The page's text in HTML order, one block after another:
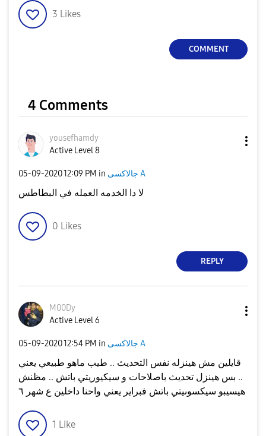
3 Likes
COMMENT
4 Comments
yousefhamdy
Active Level 8
‎05-09-202012:09 PM in جالاكسى A
لا دا الخدمه العمله في البطاطس
0 Likes
REPLY
M00Dy
Active Level 6
‎05-09-202012:54 PM in جالاكسى A
قايلين مش هينزله نفس التحديث .. طيب ماهو طبيعي يعني
.. بس هينزل تحديث باصلاحات و سيكيوريتي باتش .. مظنش
هيسيبو سيكسوىيتي باتش فبراير يعني واحنا داخلين ع شهر ٦
1 Like